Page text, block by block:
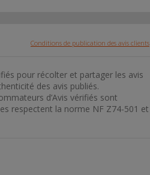
Conditions de publication des avis clients
pour récolter et partager les avis
des avis publiés.
d’Avis vérifiés sont
respectent la norme NF Z74-501 et